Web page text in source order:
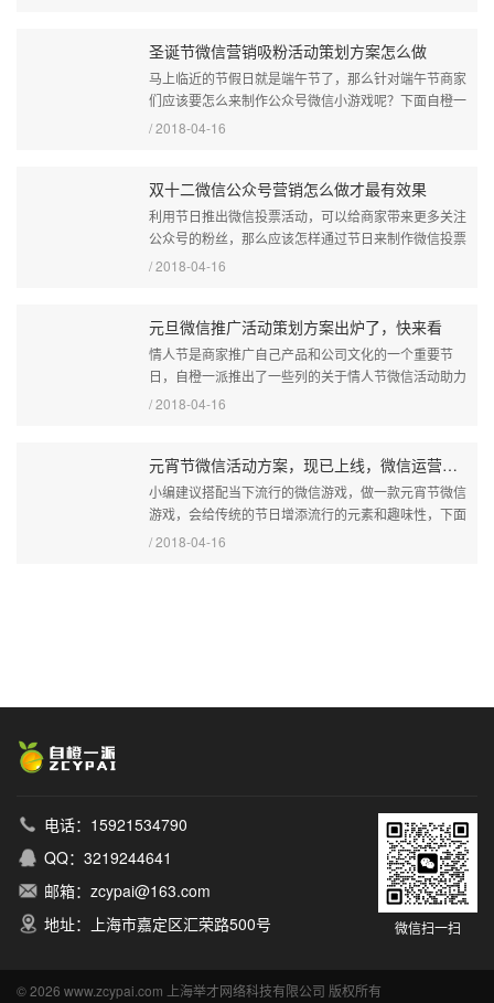
圣诞节微信营销吸粉活动策划方案怎么做
马上临近的节假日就是端午节了，那么针对端午节商家
们应该要怎么来制作公众号微信小游戏呢？下面自橙一
派小编就给大家具体讲一下端午节公众号微信小游戏制
/ 2018-04-16
双十二微信公众号营销怎么做才最有效果
利用节日推出微信投票活动，可以给商家带来更多关注
公众号的粉丝，那么应该怎样通过节日来制作微信投票
活动呢？下面自橙一派的小编就带大家一起来看一下微
/ 2018-04-16
元旦微信推广活动策划方案出炉了，快来看
情人节是商家推广自己产品和公司文化的一个重要节
日，自橙一派推出了一些列的关于情人节微信活动助力
公众平台互动营销功能,可以帮助大家实现营销吸粉的
/ 2018-04-16
元宵节微信活动方案，现已上线，微信运营必备
小编建议搭配当下流行的微信游戏，做一款元宵节微信
游戏，会给传统的节日增添流行的元素和趣味性，下面
教给大家有效利用元宵节微信游戏做公众号营销策划活
/ 2018-04-16
微信扫一扫
电话：15921534790
QQ：3219244641
邮箱：zcypai@163.com
地址：上海市嘉定区汇荣路500号
© 2026 www.zcypai.com 上海举才网络科技有限公司 版权所有